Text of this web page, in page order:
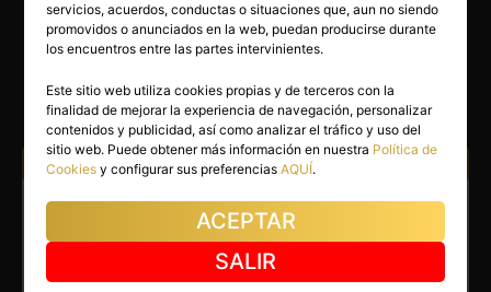
24 años
VALENTINO FERRARI
Barcelona capital(Barcelona)
(10)
Atiendo a: Hombres
Gay en Barcelona capital.
Chico educado, divertido y con
clase, recien llegado.
servicios, acuerdos, conductas o situaciones que, aun no siendo
promovidos o anunciados en la web, puedan producirse durante
los encuentros entre las partes intervinientes.
Este sitio web utiliza cookies propias y de terceros con la
finalidad de mejorar la experiencia de navegación, personalizar
contenidos y publicidad, así como analizar el tráfico y uso del
sitio web. Puede obtener más información en nuestra Política de
Cookies y configurar sus preferenciasAQUÍ.
ACEPTAR
SALIR